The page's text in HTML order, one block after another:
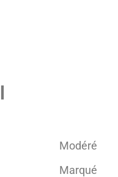
Modéré
Marqué